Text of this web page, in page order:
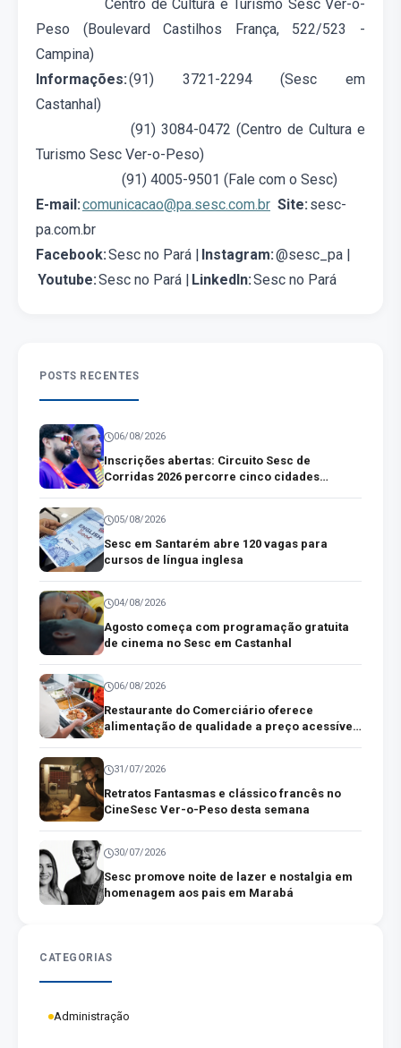
Centro de Cultura e Turismo Sesc Ver-o-
Peso (Boulevard Castilhos França, 522/523 -
Campina)
Informações:(91) 3721-2294 (Sesc em
Castanhal)
(91) 3084-0472 (Centro de Cultura e
Turismo Sesc Ver-o-Peso)
(91) 4005-9501 (Fale com o Sesc)
E-mail:comunicacao@pa.sesc.com.br Site: sesc-
pa.com.br
Facebook:Sesc no Pará | Instagram:@sesc_pa |
Youtube:Sesc no Pará | LinkedIn:Sesc no Pará
POSTS RECENTES
06/08/2026
Inscrições abertas: Circuito Sesc de
Corridas 2026 percorre cinco cidades
05/08/2026
Sesc em Santarém abre 120 vagas para
cursos de língua inglesa
04/08/2026
Agosto começa com programação gratuita
de cinema no Sesc em Castanhal
06/08/2026
Restaurante do Comerciário oferece
alimentação de qualidade a preço acessível
31/07/2026
Retratos Fantasmas e clássico francês no
CineSesc Ver-o-Peso desta semana
30/07/2026
Sesc promove noite de lazer e nostalgia em
homenagem aos pais em Marabá
CATEGORIAS
Administração